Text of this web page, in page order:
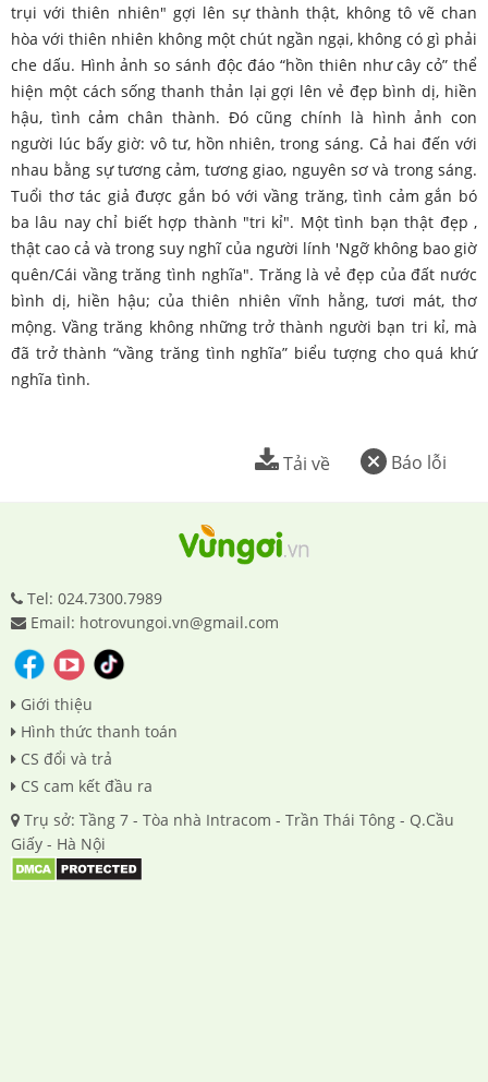
trụi với thiên nhiên" gợi lên sự thành thật, không tô vẽ chan
hòa với thiên nhiên không một chút ngần ngại, không có gì phải
che dấu. Hình ảnh so sánh độc đáo “hồn thiên như cây cỏ” thể
hiện một cách sống thanh thản lại gợi lên vẻ đẹp bình dị, hiền
hậu, tình cảm chân thành. Đó cũng chính là hình ảnh con
người lúc bấy giờ: vô tư, hồn nhiên, trong sáng. Cả hai đến với
nhau bằng sự tương cảm, tương giao, nguyên sơ và trong sáng.
Tuổi thơ tác giả được gắn bó với vầng trăng, tình cảm gắn bó
ba lâu nay chỉ biết hợp thành "tri kỉ". Một tình bạn thật đẹp ,
thật cao cả và trong suy nghĩ của người lính 'Ngỡ không bao giờ
quên/Cái vầng trăng tình nghĩa". Trăng là vẻ đẹp của đất nước
bình dị, hiền hậu; của thiên nhiên vĩnh hằng, tươi mát, thơ
mộng. Vầng trăng không những trở thành người bạn tri kỉ, mà
đã trở thành “vầng trăng tình nghĩa” biểu tượng cho quá khứ
nghĩa tình.
Báo lỗi
Tải về
Tel: 024.7300.7989
Email: hotrovungoi.vn@gmail.com
Giới thiệu
Hình thức thanh toán
CS đổi và trả
CS cam kết đầu ra
Trụ sở: Tầng 7 - Tòa nhà Intracom - Trần Thái Tông - Q.Cầu
Giấy - Hà Nội